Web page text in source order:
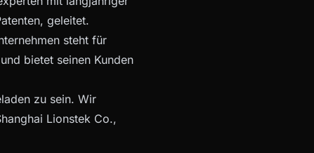
geleitet.
steht für
bietet seinen Kunden
zu sein. Wir
Lionstek Co.,